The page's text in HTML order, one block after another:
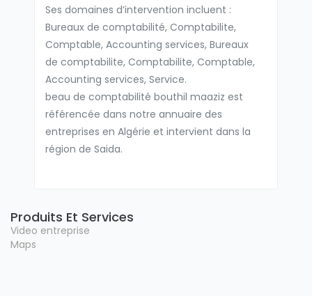
Ses domaines d’intervention incluent :
Bureaux de comptabilité, Comptabilite,
Comptable, Accounting services, Bureaux
de comptabilite, Comptabilite, Comptable,
Accounting services, Service.
beau de comptabilité bouthil maaziz est
référencée dans notre annuaire des
entreprises en Algérie et intervient dans la
région de Saida.
Produits Et Services
Video entreprise
Maps